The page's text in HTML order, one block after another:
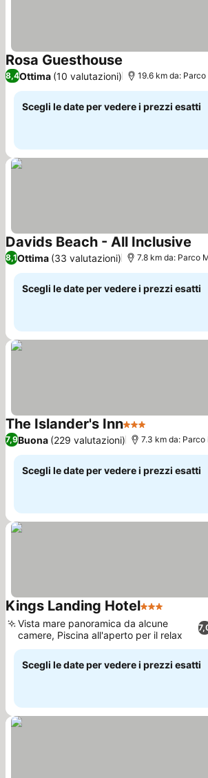
Rosa Guesthouse Scopri i prezzi
8,4Ottima (10 valutazioni) 19.6 km da:
Scegli le date per vedere i prezzi esatti
Davids Beach - All Inclusive
8,1Ottima (33 valutazioni) 7.8 km da: Parco
Scegli le date per vedere i prezzi esatti
The Islander's Inn3 Stelle
7,9Buona (229 valutazioni) 7.3 km da:
Scegli le date per vedere i prezzi esatti
Kings Landing Hotel3 Stelle
Vista mare panoramica da alcune
camere, Piscina all'aperto per il relax
Scegli le date per vedere i prezzi esatti